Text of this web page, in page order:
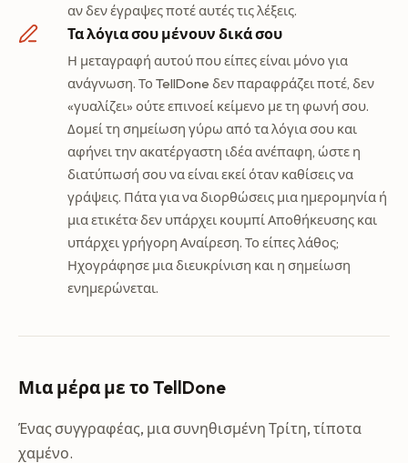
αν δεν έγραψες ποτέ αυτές τις λέξεις.
Τα λόγια σου μένουν δικά σου
Η μεταγραφή αυτού που είπες είναι μόνο για
ανάγνωση. Το TellDone δεν παραφράζει ποτέ, δεν
«γυαλίζει» ούτε επινοεί κείμενο με τη φωνή σου.
Δομεί τη σημείωση γύρω από τα λόγια σου και
αφήνει την ακατέργαστη ιδέα ανέπαφη, ώστε η
διατύπωσή σου να είναι εκεί όταν καθίσεις να
γράψεις. Πάτα για να διορθώσεις μια ημερομηνία ή
μια ετικέτα· δεν υπάρχει κουμπί Αποθήκευσης και
υπάρχει γρήγορη Αναίρεση. Το είπες λάθος;
Ηχογράφησε μια διευκρίνιση και η σημείωση
ενημερώνεται.
Μια μέρα με το TellDone
Ένας συγγραφέας, μια συνηθισμένη Τρίτη, τίποτα
χαμένο.